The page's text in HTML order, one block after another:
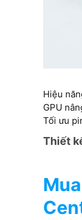
Hiệu
GPU
Tối ưu
Thiết